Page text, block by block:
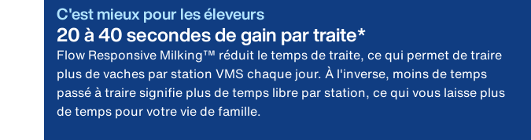
C'est mieux pour les éleveurs
20 à 40 secondes de gain par traite*
Flow Responsive Milking™ réduit le temps de traite, ce qui permet de traire
plus de vaches par station VMS chaque jour. À l'inverse, moins de temps
passé à traire signifie plus de temps libre par station, ce qui vous laisse plus
de temps pour votre vie de famille.